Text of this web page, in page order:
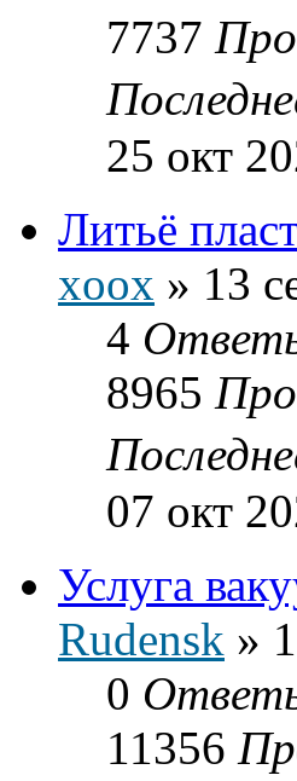
7737
25 окт
Литьё
xoox » 13
4
8965
07 окт
Услуга
Rudensk »
0
11356